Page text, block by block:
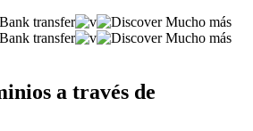
Mucho más
Mucho más
a través de